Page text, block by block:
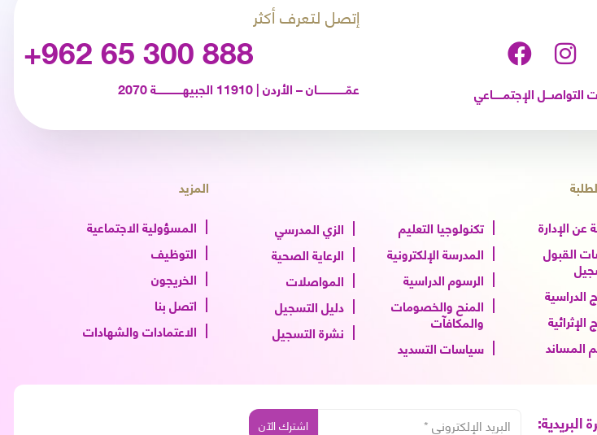
التواصـــل الإجتمــــــاعي
إتصل لتعرف أكثر
+962 65 300 888
عمّـــــــــــــــــان – الأردن | 11910 الجبيهــــــــــــــــة 2070
عن الإدارة
القبول
الدراسية
الإثرائية
المساند
تكنولوجيا التعليم
المدرسة الإلكترونية
الرسوم الدراسية
المنح والخصومات
والمكافآت
سياسات التسديد
الزي المدرسي
الرعاية الصحية
المواصلات
دليل التسجيل
نشرة التسجيل
المزيد
المسؤولية الاجتماعية
التوظيف
الخريجون
اتصل بنا
الاعتمادات والشهادات
البريدية: